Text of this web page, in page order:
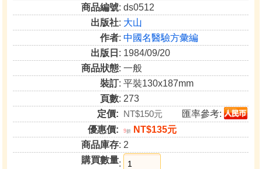
商品編號: ds0512
出版社: 大山
作者:中國名醫驗方彙編
出版日 : 1984/09/20
商品狀態: 一般
裝訂: 平裝130x187mm
頁數: 273
定價: NT$150元
匯率參考:
優惠價:
9折
NT$135元
商品庫存: 2
購買數量: